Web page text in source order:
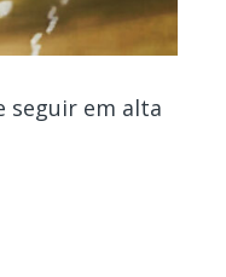
seguir em alta